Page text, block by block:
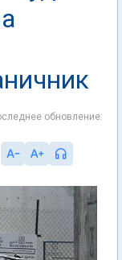
обновление: